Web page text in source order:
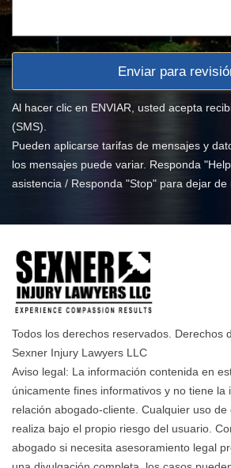
Al hacer clic en ENVIAR, usted acepta
(SMS).
Pueden aplicarse tarifas de mensajes y
los mensajes puede variar. Responda
asistencia / Responda "Stop" para dejar de
Todos los derechos reservados. Derechos
Sexner Injury Lawyers LLC
Aviso legal: La información contenida en
únicamente fines informativos y no tiene la
relación abogado-cliente. Cualquier uso de
realiza bajo el propio riesgo del usuario.
abogado si necesita asesoramiento legal